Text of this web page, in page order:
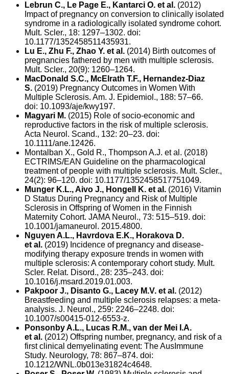
Lebrun C., Le Page E., Kantarci O. et al. (2012)
Impact of pregnancy on conversion to clinically isolated
syndrome in a radiologically isolated syndrome cohort.
Mult. Scler., 18: 1297–1302. doi:
10.1177/1352458511435931.
Lu E., Zhu F., Zhao Y. et al. (2014) Birth outcomes of
pregnancies fathered by men with multiple sclerosis.
Mult. Scler., 20(9): 1260–1264.
MacDonald S.C., McElrath T.F., Hernandez-Diaz
S. (2019) Pregnancy Outcomes in Women With
Multiple Sclerosis. Am. J. Epidemiol., 188: 57–66.
doi: 10.1093/aje/kwy197.
Magyari M. (2015) Role of socio-economic and
reproductive factors in the risk of multiple sclerosis.
Acta Neurol. Scand., 132: 20–23. doi:
10.1111/ane.12426.
Montalban X., Gold R., Thompson A.J. et al. (2018)
ECTRIMS/EAN Guideline on the pharmacological
treatment of people with multiple sclerosis. Mult. Scler.,
24(2): 96–120. doi: 10.1177/1352458517751049.
Munger K.L., Aivo J., Hongell K. et al. (2016) Vitamin
D Status During Pregnancy and Risk of Multiple
Sclerosis in Offspring of Women in the Finnish
Maternity Cohort. JAMA Neurol., 73: 515–519. doi:
10.1001/jamaneurol. 2015.4800.
Nguyen A.L., Havrdova E.K., Horakova D.
et al. (2019) Incidence of pregnancy and disease-
modifying therapy exposure trends in women with
multiple sclerosis: A contemporary cohort study. Mult.
Scler. Relat. Disord., 28: 235–243. doi:
10.1016/j.msard.2019.01.003.
Pakpoor J., Disanto G., Lacey M.V. et al. (2012)
Breastfeeding and multiple sclerosis relapses: a meta-
analysis. J. Neurol., 259: 2246–2248. doi:
10.1007/s00415-012-6553-z.
Ponsonby A.L., Lucas R.M., van der Mei I.A.
et al. (2012) Offspring number, pregnancy, and risk of a
first clinical demyelinating event: The AusImmune
Study. Neurology, 78: 867–874. doi:
10.1212/WNL.0b013e31824c4648.